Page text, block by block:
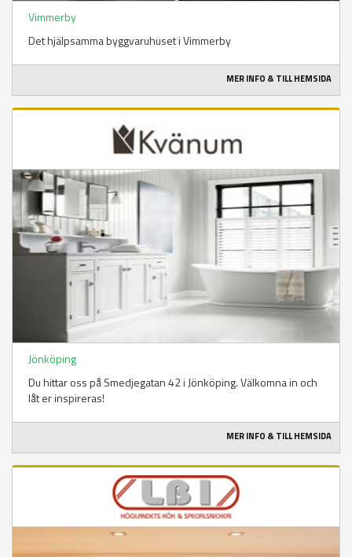
Vimmerby
Det hjälpsamma byggvaruhuset i Vimmerby
MER INFO & TILL HEMSIDA
Jönköping
Du hittar oss på Smedjegatan 42 i Jönköping. Välkomna in och
låt er inspireras!
MER INFO & TILL HEMSIDA